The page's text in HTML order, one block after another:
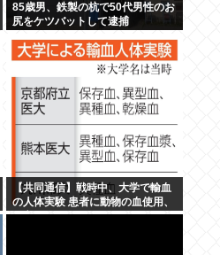
85歳男、鉄製の杭で50代男性のお
尻をケツバットして逮捕
【共同通信】戦時中、大学で輸血
の人体実験 患者に動物の血使用、
死亡例も